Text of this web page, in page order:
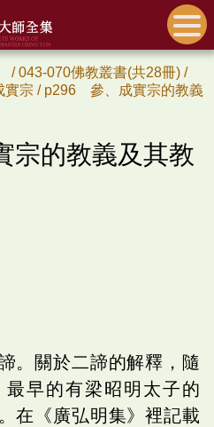
/043-070佛教叢書(共28冊) /
實宗 / p296 參、成實宗的教義
的教義及其教
。關於二諦的解釋，隨
早的有梁昭明太子的
在《廣弘明集》裡記載